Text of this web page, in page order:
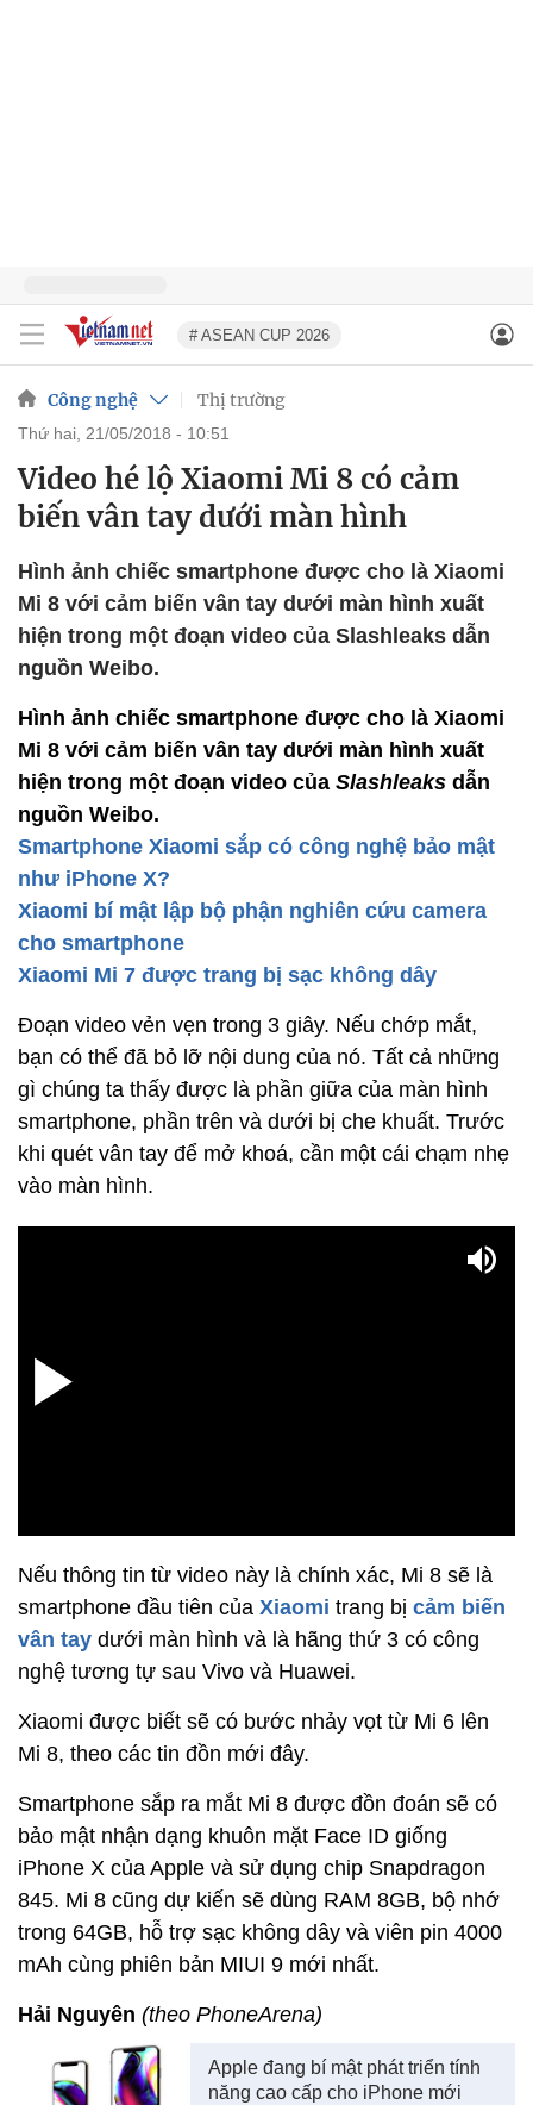
# ASEAN CUP 2026
Công nghệ Thị trường
thứ hai, 21/05/2018 - 10:51
Video hé lộ Xiaomi Mi 8 có cảm
biến vân tay dưới màn hình
Hình ảnh chiếc smartphone được cho là Xiaomi
Mi 8 với cảm biến vân tay dưới màn hình xuất
hiện trong một đoạn video của Slashleaks dẫn
nguồn Weibo.
Hình ảnh chiếc smartphone được cho là Xiaomi
Mi 8 với cảm biến vân tay dưới màn hình xuất
hiện trong một đoạn video của Slashleaks dẫn
nguồn Weibo.
Smartphone Xiaomi sắp có công nghệ bảo mật
như iPhone X?
Xiaomi bí mật lập bộ phận nghiên cứu camera
cho smartphone
Xiaomi Mi 7 được trang bị sạc không dây
Đoạn video vẻn vẹn trong 3 giây. Nếu chớp mắt,
bạn có thể đã bỏ lỡ nội dung của nó. Tất cả những
gì chúng ta thấy được là phần giữa của màn hình
smartphone, phần trên và dưới bị che khuất. Trước
khi quét vân tay để mở khoá, cần một cái chạm nhẹ
vào màn hình.
Nếu thông tin từ video này là chính xác, Mi 8 sẽ là
smartphone đầu tiên của Xiaomi trang bị cảm biến
vân tay dưới màn hình và là hãng thứ 3 có công
nghệ tương tự sau Vivo và Huawei.
Xiaomi được biết sẽ có bước nhảy vọt từ Mi 6 lên
Mi 8, theo các tin đồn mới đây.
Smartphone sắp ra mắt Mi 8 được đồn đoán sẽ có
bảo mật nhận dạng khuôn mặt Face ID giống
iPhone X của Apple và sử dụng chip Snapdragon
845. Mi 8 cũng dự kiến sẽ dùng RAM 8GB, bộ nhớ
trong 64GB, hỗ trợ sạc không dây và viên pin 4000
mAh cùng phiên bản MIUI 9 mới nhất.
Hải Nguyên (theo PhoneArena)
Apple đang bí mật phát triển tính
năng cao cấp cho iPhone mới